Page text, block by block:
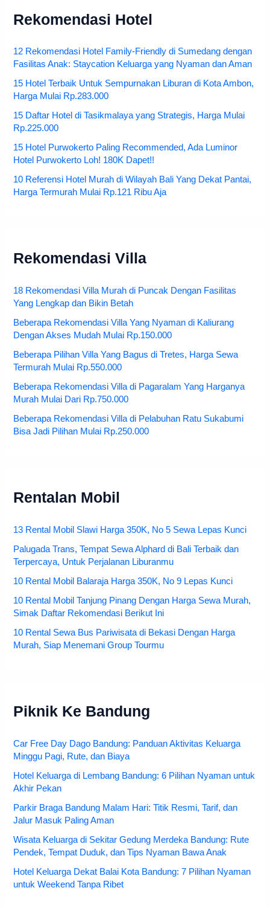
Rekomendasi Hotel
12 Rekomendasi Hotel Family-Friendly di Sumedang dengan
Fasilitas Anak: Staycation Keluarga yang Nyaman dan Aman
15 Hotel Terbaik Untuk Sempurnakan Liburan di Kota Ambon,
Harga Mulai Rp.283.000
15 Daftar Hotel di Tasikmalaya yang Strategis, Harga Mulai
Rp.225.000
15 Hotel Purwokerto Paling Recommended, Ada Luminor
Hotel Purwokerto Loh! 180K Dapet!!
10 Referensi Hotel Murah di Wilayah Bali Yang Dekat Pantai,
Harga Termurah Mulai Rp.121 Ribu Aja
Rekomendasi Villa
18 Rekomendasi Villa Murah di Puncak Dengan Fasilitas
Yang Lengkap dan Bikin Betah
Beberapa Rekomendasi Villa Yang Nyaman di Kaliurang
Dengan Akses Mudah Mulai Rp.150.000
Beberapa Pilihan Villa Yang Bagus di Tretes, Harga Sewa
Termurah Mulai Rp.550.000
Beberapa Rekomendasi Villa di Pagaralam Yang Harganya
Murah Mulai Dari Rp.750.000
Beberapa Rekomendasi Villa di Pelabuhan Ratu Sukabumi
Bisa Jadi Pilihan Mulai Rp.250.000
Rentalan Mobil
13 Rental Mobil Slawi Harga 350K, No 5 Sewa Lepas Kunci
Palugada Trans, Tempat Sewa Alphard di Bali Terbaik dan
Terpercaya, Untuk Perjalanan Liburanmu
10 Rental Mobil Balaraja Harga 350K, No 9 Lepas Kunci
10 Rental Mobil Tanjung Pinang Dengan Harga Sewa Murah,
Simak Daftar Rekomendasi Berikut Ini
10 Rental Sewa Bus Pariwisata di Bekasi Dengan Harga
Murah, Siap Menemani Group Tourmu
Piknik Ke Bandung
Car Free Day Dago Bandung: Panduan Aktivitas Keluarga
Minggu Pagi, Rute, dan Biaya
Hotel Keluarga di Lembang Bandung: 6 Pilihan Nyaman untuk
Akhir Pekan
Parkir Braga Bandung Malam Hari: Titik Resmi, Tarif, dan
Jalur Masuk Paling Aman
Wisata Keluarga di Sekitar Gedung Merdeka Bandung: Rute
Pendek, Tempat Duduk, dan Tips Nyaman Bawa Anak
Hotel Keluarga Dekat Balai Kota Bandung: 7 Pilihan Nyaman
untuk Weekend Tanpa Ribet